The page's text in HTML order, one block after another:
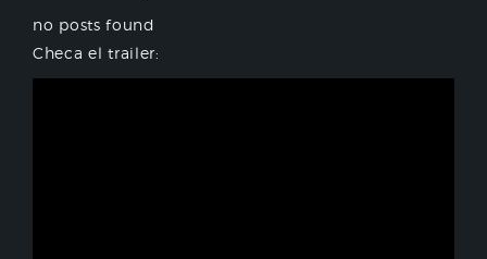
no posts found
Checa el trailer: